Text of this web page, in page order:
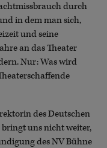
durch
in dem man sich,
und seine
an das Theater
Nur: Was wird
des Deutschen
bringt uns nicht weiter,
des NV Bühne